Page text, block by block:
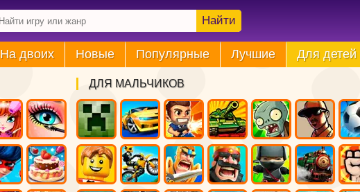
Найти
На двоих Новые Популярные Лучшие Для детей
ДЛЯ МАЛЬЧИКОВ